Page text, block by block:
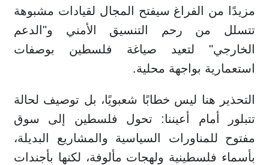
مزيدًا من الفراغ سيفتح المجال لقيادات مشبوهة
تتسلل من رحم التنسيق الأمني و"الدعم
الخارجي" لتعيد صياغة فلسطين بوصفات
استعمارية بواجهة محلية.
التحذير هنا ليس خطابًا شعبويًا، بل توصيف لحالة
تتبلور أمام أعيننا: تحول فلسطين إلى سوق
مفتوح للمناورات السياسية والمشاريع البديلة،
بأسماء فلسطينية ولهجات مألوفة، لكنها بأجندات